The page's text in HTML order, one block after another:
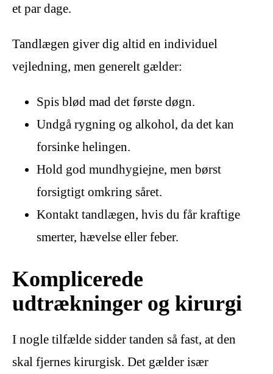
et par dage.
Tandlægen giver dig altid en individuel
vejledning, men generelt gælder:
Spis blød mad det første døgn.
Undgå rygning og alkohol, da det kan
forsinke helingen.
Hold god mundhygiejne, men børst
forsigtigt omkring såret.
Kontakt tandlægen, hvis du får kraftige
smerter, hævelse eller feber.
Komplicerede
udtrækninger og kirurgi
I nogle tilfælde sidder tanden så fast, at den
skal fjernes kirurgisk. Det gælder især